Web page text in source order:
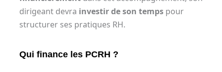
dirigeant devra investir de son tempspour
structurer ses pratiques RH.
Qui finance les PCRH ?